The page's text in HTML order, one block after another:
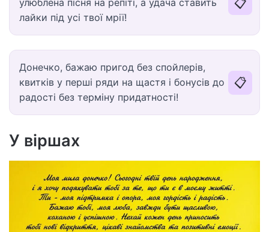
улюблена пісня на репіті, а удача ставить
лайки під усі твої мрії!
📋
Донечко, бажаю пригод без спойлерів,
квитків у перші ряди на щастя і бонусів до
радості без терміну придатності!
📋
У віршах